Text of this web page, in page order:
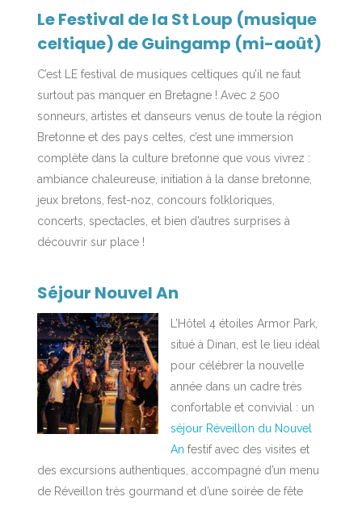
Le Festival de la St Loup (musique
celtique) de Guingamp (mi-août)
C’est LE festival de musiques celtiques qu’il ne faut
surtout pas manquer en Bretagne ! Avec 2 500
sonneurs, artistes et danseurs venus de toute la région
Bretonne et des pays celtes, c’est une immersion
complète dans la culture bretonne que vous vivrez :
ambiance chaleureuse, initiation à la danse bretonne,
jeux bretons, fest-noz, concours folkloriques,
concerts, spectacles, et bien d’autres surprises à
découvrir sur place !
Séjour Nouvel An
L’Hôtel 4 étoiles Armor Park,
situé à Dinan, est le lieu idéal
pour célébrer la nouvelle
année dans un cadre très
confortable et convivial : un
séjour Réveillon du Nouvel
An festif avec des visites et
des excursions authentiques, accompagné d’un menu
de Réveillon très gourmand et d’une soirée de fête